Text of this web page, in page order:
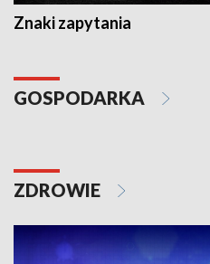
Znaki zapytania
GOSPODARKA
ZDROWIE